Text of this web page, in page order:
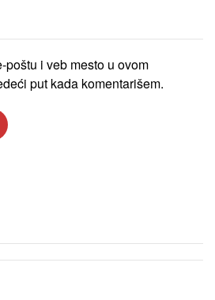
i veb mesto u ovom
put kada komentarišem.